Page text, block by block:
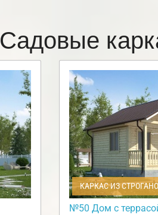
Садовые
КАРКАС ИЗ
№50 Дом с